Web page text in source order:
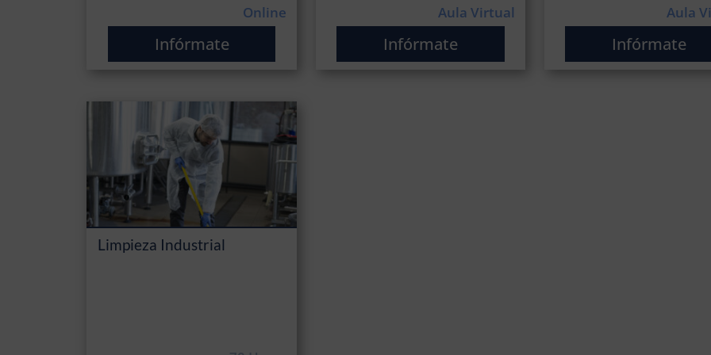
Online
Infórmate
Aula Virtual
Infórmate
Aula
Infórmate
Limpieza Industrial